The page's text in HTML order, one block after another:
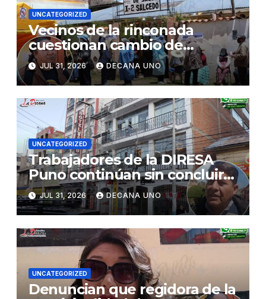
UNCATEGORIZED
Vecinos de la rinconada
cuestionan cambio de
decisión sobre certificado de
posesión otorgado a centro
de salud
JUL 31, 2026 DECANA UNO
UNCATEGORIZED
Trabajadores de la DIRESA
Puno continúan sin concluir
su instalación en nuevos
locales
JUL 31, 2026 DECANA UNO
UNCATEGORIZED
Denuncian que regidora de la